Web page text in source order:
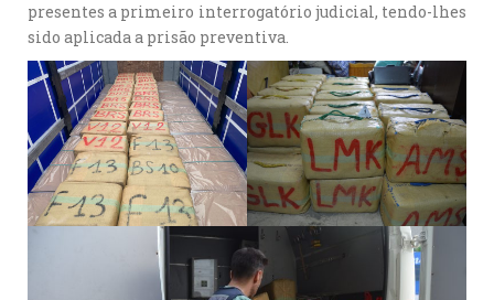
presentes a primeiro interrogatório judicial, tendo-lhes
sido aplicada a prisão preventiva.